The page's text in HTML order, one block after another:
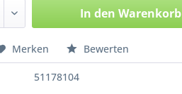
In den Warenkorb
Merken Bewerten
51178104